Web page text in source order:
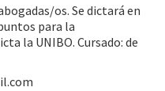
os. Se dictará en
para la
la UNIBO. Cursado: de